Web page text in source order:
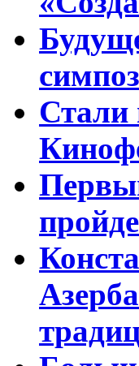
Стали